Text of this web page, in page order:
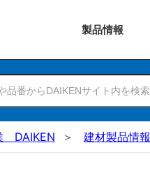
製品情報
DAIKEN 建材製品情報